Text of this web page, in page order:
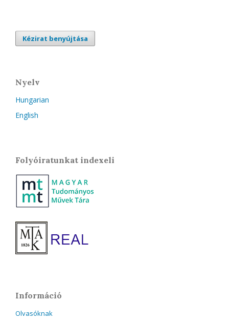
Kézirat benyújtása
Nyelv
Hungarian
English
Folyóiratunkat indexeli
Információ
Olvasóknak